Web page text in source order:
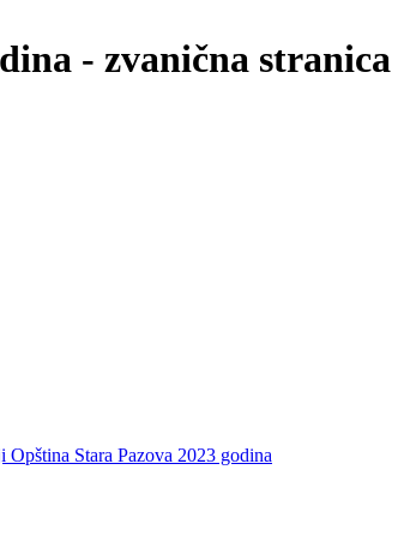
- zvanična stranica
Opština Stara Pazova 2023 godina